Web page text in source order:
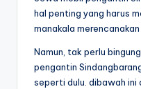
hal penting yang harus
manakala
Namun, tak perlu
pengantin
seperti dulu. dibawah ini